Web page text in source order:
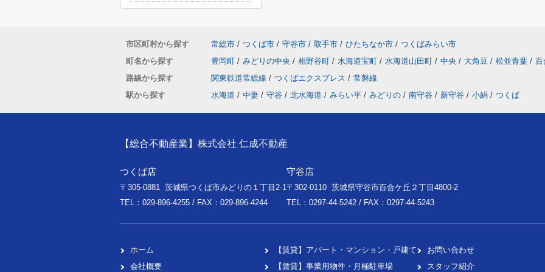
市区町村から探す 常総市 / つくば市 / 守谷市 / 取手市 / ひたちなか市 / つくばみらい市
町名から探す
豊岡町 / みどりの中央 / 相野谷町 / 水海道宝町 / 水海道山田町 / 中央 / 大角豆 / 松並青葉 / 百
路線から探す
関東鉄道常総線 / つくばエクスプレス / 常磐線
駅から探す
水海道 / 中妻 / 守谷 / 北水海道 / みらい平 / みどりの / 南守谷 / 新守谷 / 小絹 / つくば
【総合不動産業】株式会社 仁成不動産
つくば店
〒305-0881 茨城県つくば市みどりの１丁目2-1
TEL：029-896-4255 / FAX：029-896-4244
守谷店
〒302-0110 茨城県守谷市百合ケ丘２丁目4800-2
TEL：0297-44-5242 / FAX：0297-44-5243
ホーム
会社概要
【賃貸】アパート・マンション・戸建て
【賃貸】事業用物件・月極駐車場
お問い合わせ
スタッフ紹介